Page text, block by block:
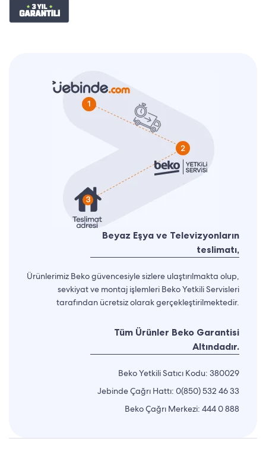
Beyaz Eşya ve Televizyonların
teslimatı,
Ürünlerimiz Beko güvencesiyle sizlere ulaştırılmakta olup,
sevkiyat ve montaj işlemleri Beko Yetkili Servisleri
tarafından ücretsiz olarak gerçekleştirilmektedir.
Tüm Ürünler Beko Garantisi
Altındadır.
Beko Yetkili Satıcı Kodu: 380029
Jebinde Çağrı Hattı: 0(850) 532 46 33
Beko Çağrı Merkezi: 444 0 888